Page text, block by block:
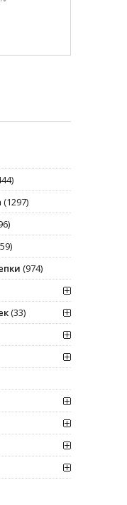
(1297)
(974)
(33)